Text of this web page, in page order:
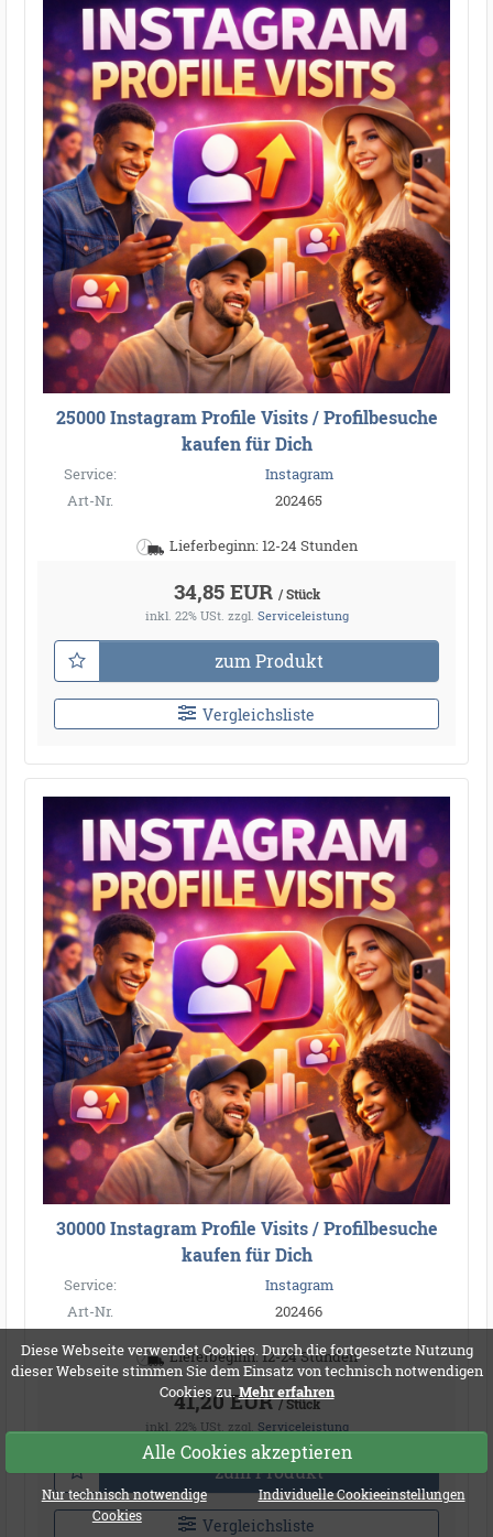
Diese Webseite verwendet Cookies. Durch die fortgesetzte Nutzung
dieser Webseite stimmen Sie dem Einsatz von technisch notwendigen
Cookies zu.Mehr erfahren
Alle Cookies akzeptieren
Nur technisch notwendige
Cookies
Individuelle Cookieeinstellungen
25000 Instagram Profile Visits / Profilbesuche
kaufen für Dich
Service:
Instagram
Art-Nr.
202465
Lieferbeginn: 12-24 Stunden
34,85 EUR / Stück
inkl. 22% USt. zzgl. Serviceleistung
zum Produkt
Vergleichsliste
30000 Instagram Profile Visits / Profilbesuche
kaufen für Dich
Service:
Instagram
Art-Nr.
202466
Lieferbeginn: 12-24 Stunden
41,20 EUR/ Stück
inkl. 22% USt. zzgl. Serviceleistung
zum Produkt
Vergleichsliste